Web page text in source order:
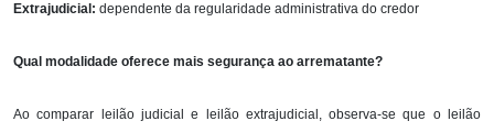
Extrajudicial: dependente da regularidade administrativa do credor
Qual modalidade oferece mais segurança ao arrematante?
Ao comparar leilão judicial e leilão extrajudicial, observa-se que o leilão